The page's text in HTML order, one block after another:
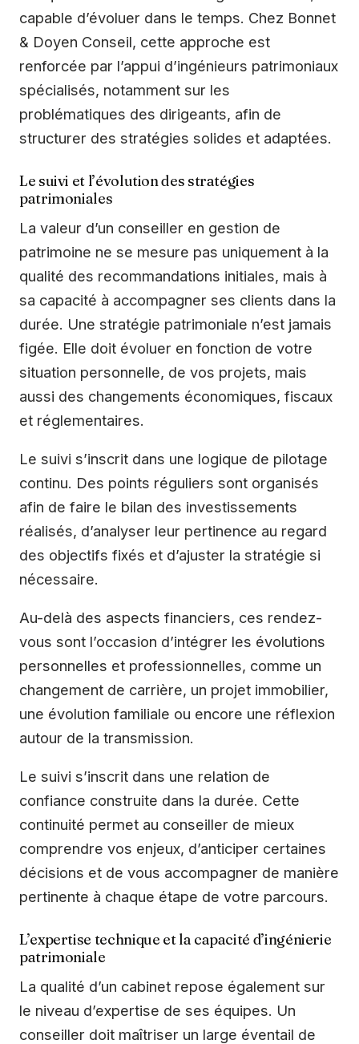
capable d’évoluer dans le temps. Chez Bonnet
& Doyen Conseil, cette approche est
renforcée par l’appui d’ingénieurs patrimoniaux
spécialisés, notamment sur les
problématiques des dirigeants, afin de
structurer des stratégies solides et adaptées.
Le suivi et l’évolution des stratégies
patrimoniales
La valeur d’un conseiller en gestion de
patrimoine ne se mesure pas uniquement à la
qualité des recommandations initiales, mais à
sa capacité à accompagner ses clients dans la
durée. Une stratégie patrimoniale n’est jamais
figée. Elle doit évoluer en fonction de votre
situation personnelle, de vos projets, mais
aussi des changements économiques, fiscaux
et réglementaires.
Le suivi s’inscrit dans une logique de pilotage
continu. Des points réguliers sont organisés
afin de faire le bilan des investissements
réalisés, d’analyser leur pertinence au regard
des objectifs fixés et d’ajuster la stratégie si
nécessaire.
Au-delà des aspects financiers, ces rendez-
vous sont l’occasion d’intégrer les évolutions
personnelles et professionnelles, comme un
changement de carrière, un projet immobilier,
une évolution familiale ou encore une réflexion
autour de la transmission.
Le suivi s’inscrit dans une relation de
confiance construite dans la durée. Cette
continuité permet au conseiller de mieux
comprendre vos enjeux, d’anticiper certaines
décisions et de vous accompagner de manière
pertinente à chaque étape de votre parcours.
L’expertise technique et la capacité d’ingénierie
patrimoniale
La qualité d’un cabinet repose également sur
le niveau d’expertise de ses équipes. Un
conseiller doit maîtriser un large éventail de